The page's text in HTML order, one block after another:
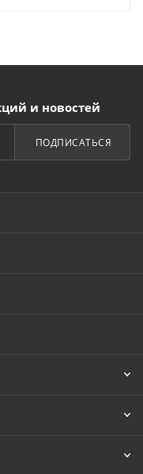
и новостей
ПОДПИСАТЬСЯ